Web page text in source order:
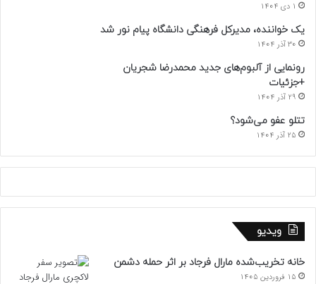
1 دی 1404
یک خواننده، مدیرکل فرهنگی دانشگاه پیام نور شد
30 آذر 1404
رونمایی از آلبوم‌های جدید محمدرضا شجریان
+جزئیات
29 آذر 1404
تتلو عفو می‌شود؟
25 آذر 1404
ویدیو
خانه تخریب‌شده مارال فرجاد بر اثر حمله دشمن
15 فروردین 1405